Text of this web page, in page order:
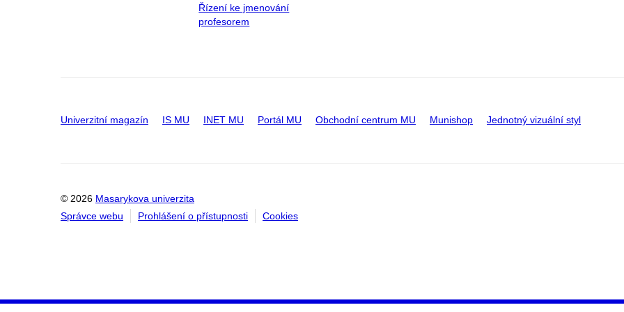
Řízení ke jmenování
profesorem
Univerzitní magazín IS MU INET MU Portál MU Obchodní centrum MU Munishop Jednotný vizuální styl
© 2026 Masarykova univerzita
Správce webu
Prohlášení o přístupnosti Cookies